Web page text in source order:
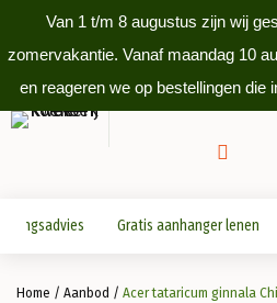
Van 1 t/m 8 augustus zijn wij
zomervakantie. Vanaf maandag 10
en reageren we op bestellingen die
Gratis aanhanger lenen
Home / Aanbod / Acer tataricum ginnala